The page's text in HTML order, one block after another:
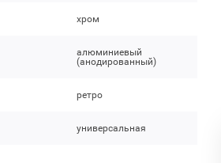
хром
алюминиевый
(анодированный)
ретро
универсальная